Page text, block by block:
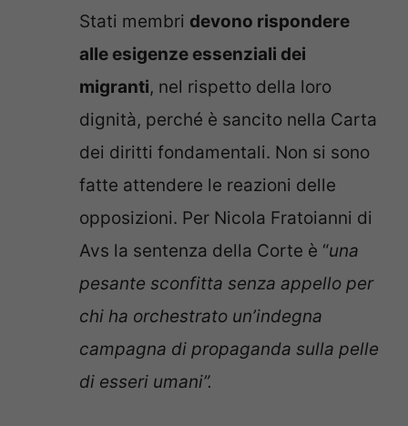
Stati membri devono rispondere
alle esigenze essenziali dei
migranti, nel rispetto della loro
dignità, perché è sancito nella Carta
dei diritti fondamentali. Non si sono
fatte attendere le reazioni delle
opposizioni. Per Nicola Fratoianni di
Avs la sentenza della Corte è “una
pesante sconfitta senza appello per
chi ha orchestrato un’indegna
campagna di propaganda sulla pelle
di esseri umani”.